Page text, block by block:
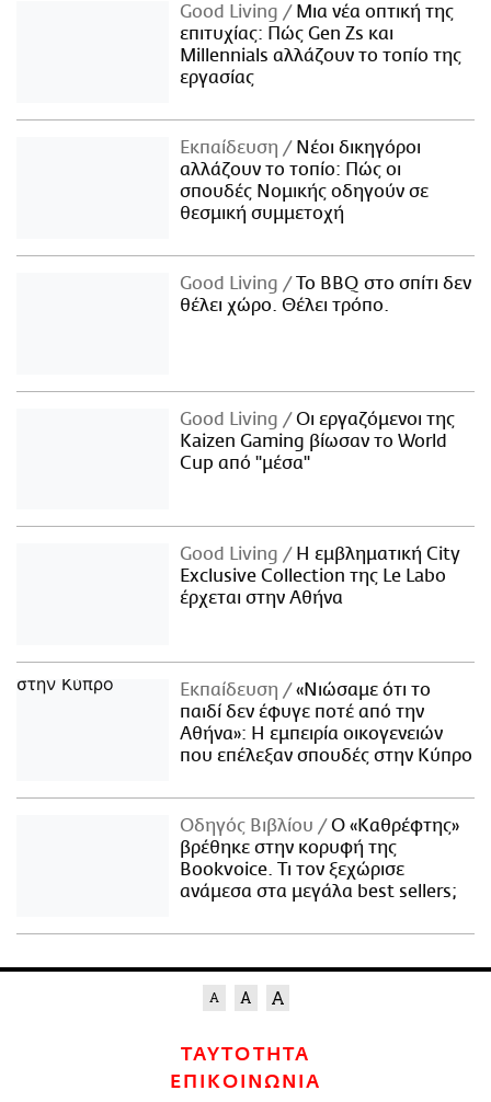
Good Living
Μια νέα οπτική της
επιτυχίας: Πώς Gen Zs και
Millennials αλλάζουν το τοπίο της
εργασίας
Εκπαίδευση
Νέοι δικηγόροι
αλλάζουν το τοπίο: Πώς οι
σπουδές Νομικής οδηγούν σε
θεσμική συμμετοχή
Good Living
Το BBQ στο σπίτι δεν
θέλει χώρο. Θέλει τρόπο.
Good Living
Οι εργαζόμενοι της
Kaizen Gaming βίωσαν το World
Cup από "μέσα"
Good Living
Η εμβληματική City
Exclusive Collection της Le Labo
έρχεται στην Αθήνα
Εκπαίδευση
«Νιώσαμε ότι το
παιδί δεν έφυγε ποτέ από την
Αθήνα»: Η εμπειρία οικογενειών
που επέλεξαν σπουδές στην Κύπρο
Οδηγός Βιβλίου
Ο «Καθρέφτης»
βρέθηκε στην κορυφή της
Bookvoice. Τι τον ξεχώρισε
ανάμεσα στα μεγάλα best sellers;
ΤΑΥΤΟΤΗΤΑ
ΕΠΙΚΟΙΝΩΝΙΑ